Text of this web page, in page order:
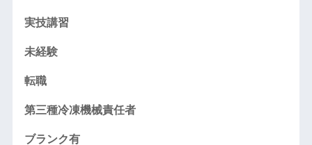
実技講習
未経験
転職
第三種冷凍機械責任者
ブランク有